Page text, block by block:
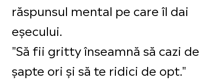
răspunsul mental pe care îl dai
eșecului.
"Să fii gritty înseamnă să cazi de
șapte ori și să te ridici de opt."